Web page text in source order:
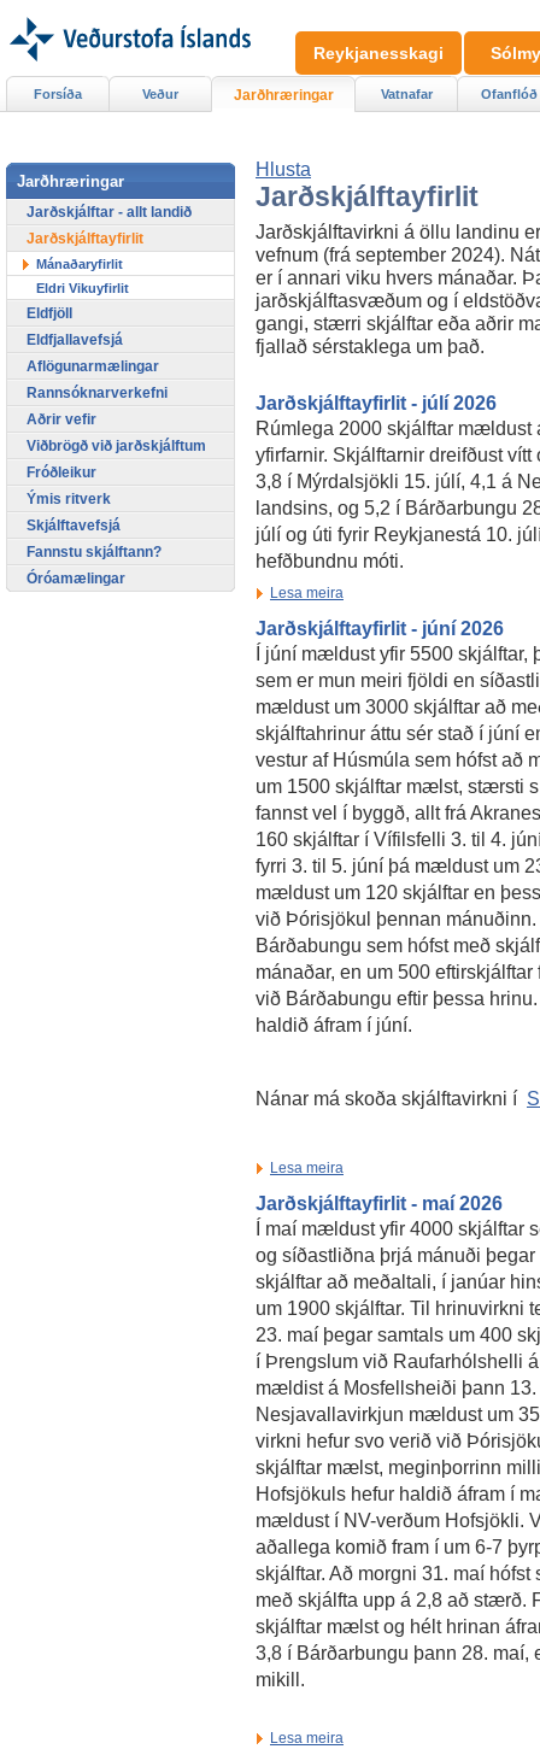
Hlusta
Jarðskjálftayfirlit
Jarðskjálftavirkni á öllu landinu
vefnum (frá september 2024).
er í annari viku hvers mánaðar.
jarðskjálftasvæðum og í
gangi, stærri skjálftar eða aðrir
fjallað sérstaklega um það.
Jarðskjálftayfirlit - júlí 2026
Rúmlega 2000 skjálftar mældust
yfirfarnir. Skjálftarnir dreifðust
3,8 í Mýrdalsjökli 15. júlí, 4,1 á
landsins, og 5,2 í Bárðarbungu
júlí og úti fyrir Reykjanestá 10.
hefðbundnu móti.
Lesa meira
Jarðskjálftayfirlit - júní 2026
Í júní mældust yfir 5500 skjálftar,
sem er mun meiri fjöldi en
mældust um 3000 skjálftar að
skjálftahrinur áttu sér stað í júní
vestur af Húsmúla sem hófst að
um 1500 skjálftar mælst, stærsti
fannst vel í byggð, allt frá
160 skjálftar í Vífilsfelli 3. til 4.
fyrri 3. til 5. júní þá mældust um
mældust um 120 skjálftar en
við Þórisjökul þennan
Bárðabungu sem hófst með
mánaðar, en um 500
við Bárðabungu eftir þessa
haldið áfram í júní.
Nánar má skoða skjálftavirkni í
Lesa meira
Jarðskjálftayfirlit - maí 2026
Í maí mældust yfir 4000 skjálftar
og síðastliðna þrjá mánuði
skjálftar að meðaltali, í janúar
um 1900 skjálftar. Til hrinuvirkni
23. maí þegar samtals um 400
í Þrengslum við Raufarhólshelli
mældist á Mosfellsheiði þann
Nesjavallavirkjun mældust um
virkni hefur svo verið við
skjálftar mælst, meginþorrinn
Hofsjökuls hefur haldið áfram í
mældust í NV-verðum Hofsjökli.
aðallega komið fram í um 6-7
skjálftar. Að morgni 31. maí
með skjálfta upp á 2,8 að stærð.
skjálftar mælst og hélt hrinan
3,8 í Bárðarbungu þann 28.
mikill.
Lesa meira
Forsíða Veður Jarðhræringar Vatnafar Ofanflóð
Jarðhræringar
Jarðskjálftar - allt landið
Jarðskjálftayfirlit
Mánaðaryfirlit
Eldri Vikuyfirlit
Eldfjöll
Eldfjallavefsjá
Aflögunarmælingar
Rannsóknarverkefni
Aðrir vefir
Viðbrögð við jarðskjálftum
Fróðleikur
Ýmis ritverk
Skjálftavefsjá
Fannstu skjálftann?
Óróamælingar
Reykjanesskagi